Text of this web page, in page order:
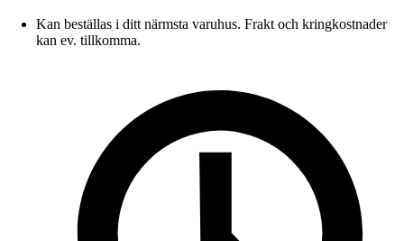
Kan beställas i ditt närmsta varuhus. Frakt och kringkostnader
kan ev. tillkomma.